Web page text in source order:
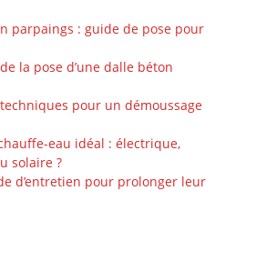
parpaings : guide de pose pour
la pose d’une dalle béton
pour un démoussage
eau idéal : électrique,
solaire ?
d’entretien pour prolonger leur